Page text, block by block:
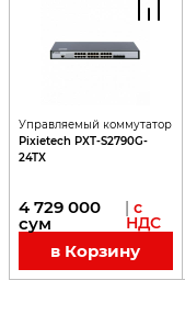
Управляемый коммутатор
Pixietech PXT-S2790G-
24TX
4 729 000
сум
| с
НДС
в Корзину